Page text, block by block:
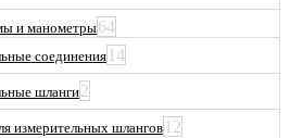
и манометры64
соединения 14
шланги2
измерительных шлангов 12